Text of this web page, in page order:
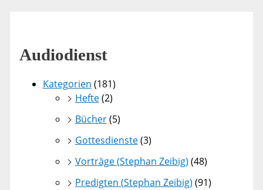
Audiodienst
Kategorien (181)
Hefte(2)
Bücher(5)
Gottesdienste(3)
Vorträge (Stephan Zeibig) (48)
Predigten (Stephan Zeibig) (91)